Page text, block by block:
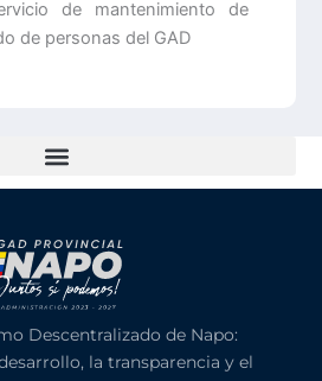
de mantenimiento de
de personas del GAD
Descentralizado de Napo:
la transparencia y el